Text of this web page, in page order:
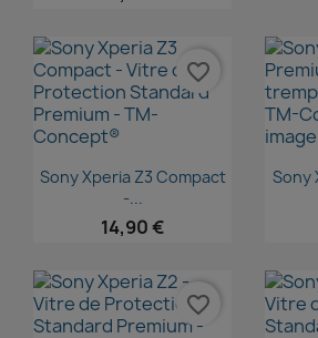
Aperçu rapide
Sony Xperia Z3 Compact
-...
14,90 €
favorite_border

Sony
favorite_border